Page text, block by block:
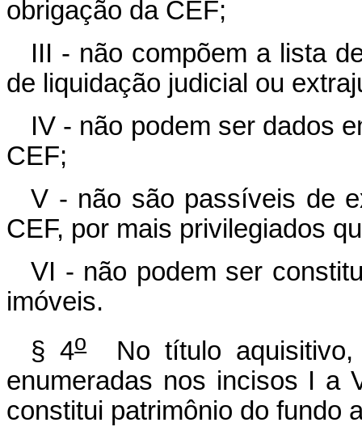
obrigação da CEF;
III - não compõem a lista
de liquidação judicial ou
IV - não podem ser dados
CEF;
V - não são passíveis de
CEF, por mais privilegiados
VI - não podem ser
imóveis.
§ 4oNo título aquisitivo,
enumeradas nos incisos I a
constitui patrimônio do fundo